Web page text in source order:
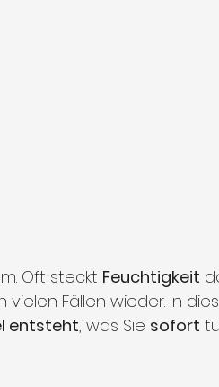
Oft steckt Feuchtigkeit
Fällen wieder. In
entsteht, was Sie sofort